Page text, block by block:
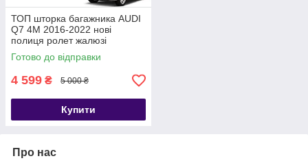
ТОП шторка багажника AUDI
Q7 4M 2016-2022 нові
полиця ролет жалюзі
Готово до відправки
4 599 ₴ 5 000 ₴
Купити
Про нас